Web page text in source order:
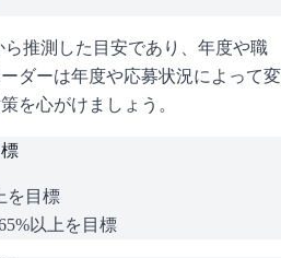
推測した目安であり、年度や職
ダーは年度や応募状況によって変
を心がけましょう。
を目標
以上を目標